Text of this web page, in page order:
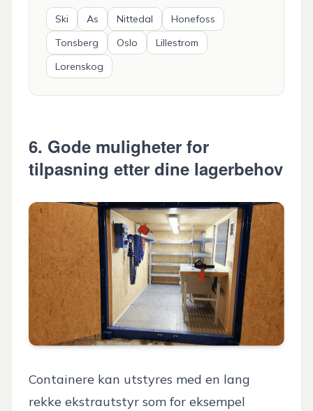
Ski As Nittedal
Honefoss
Tonsberg
Oslo
Lillestrom
Lorenskog
6. Gode muligheter for
tilpasning etter dine lagerbehov
Containere kan utstyres med en lang
rekke ekstrautstyr som for eksempel